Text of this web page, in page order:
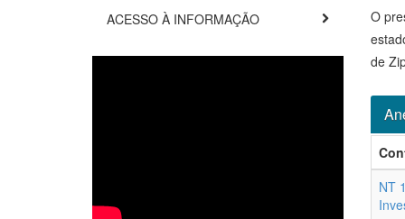
ACESSO À INFORMAÇÃO
O
de
NT